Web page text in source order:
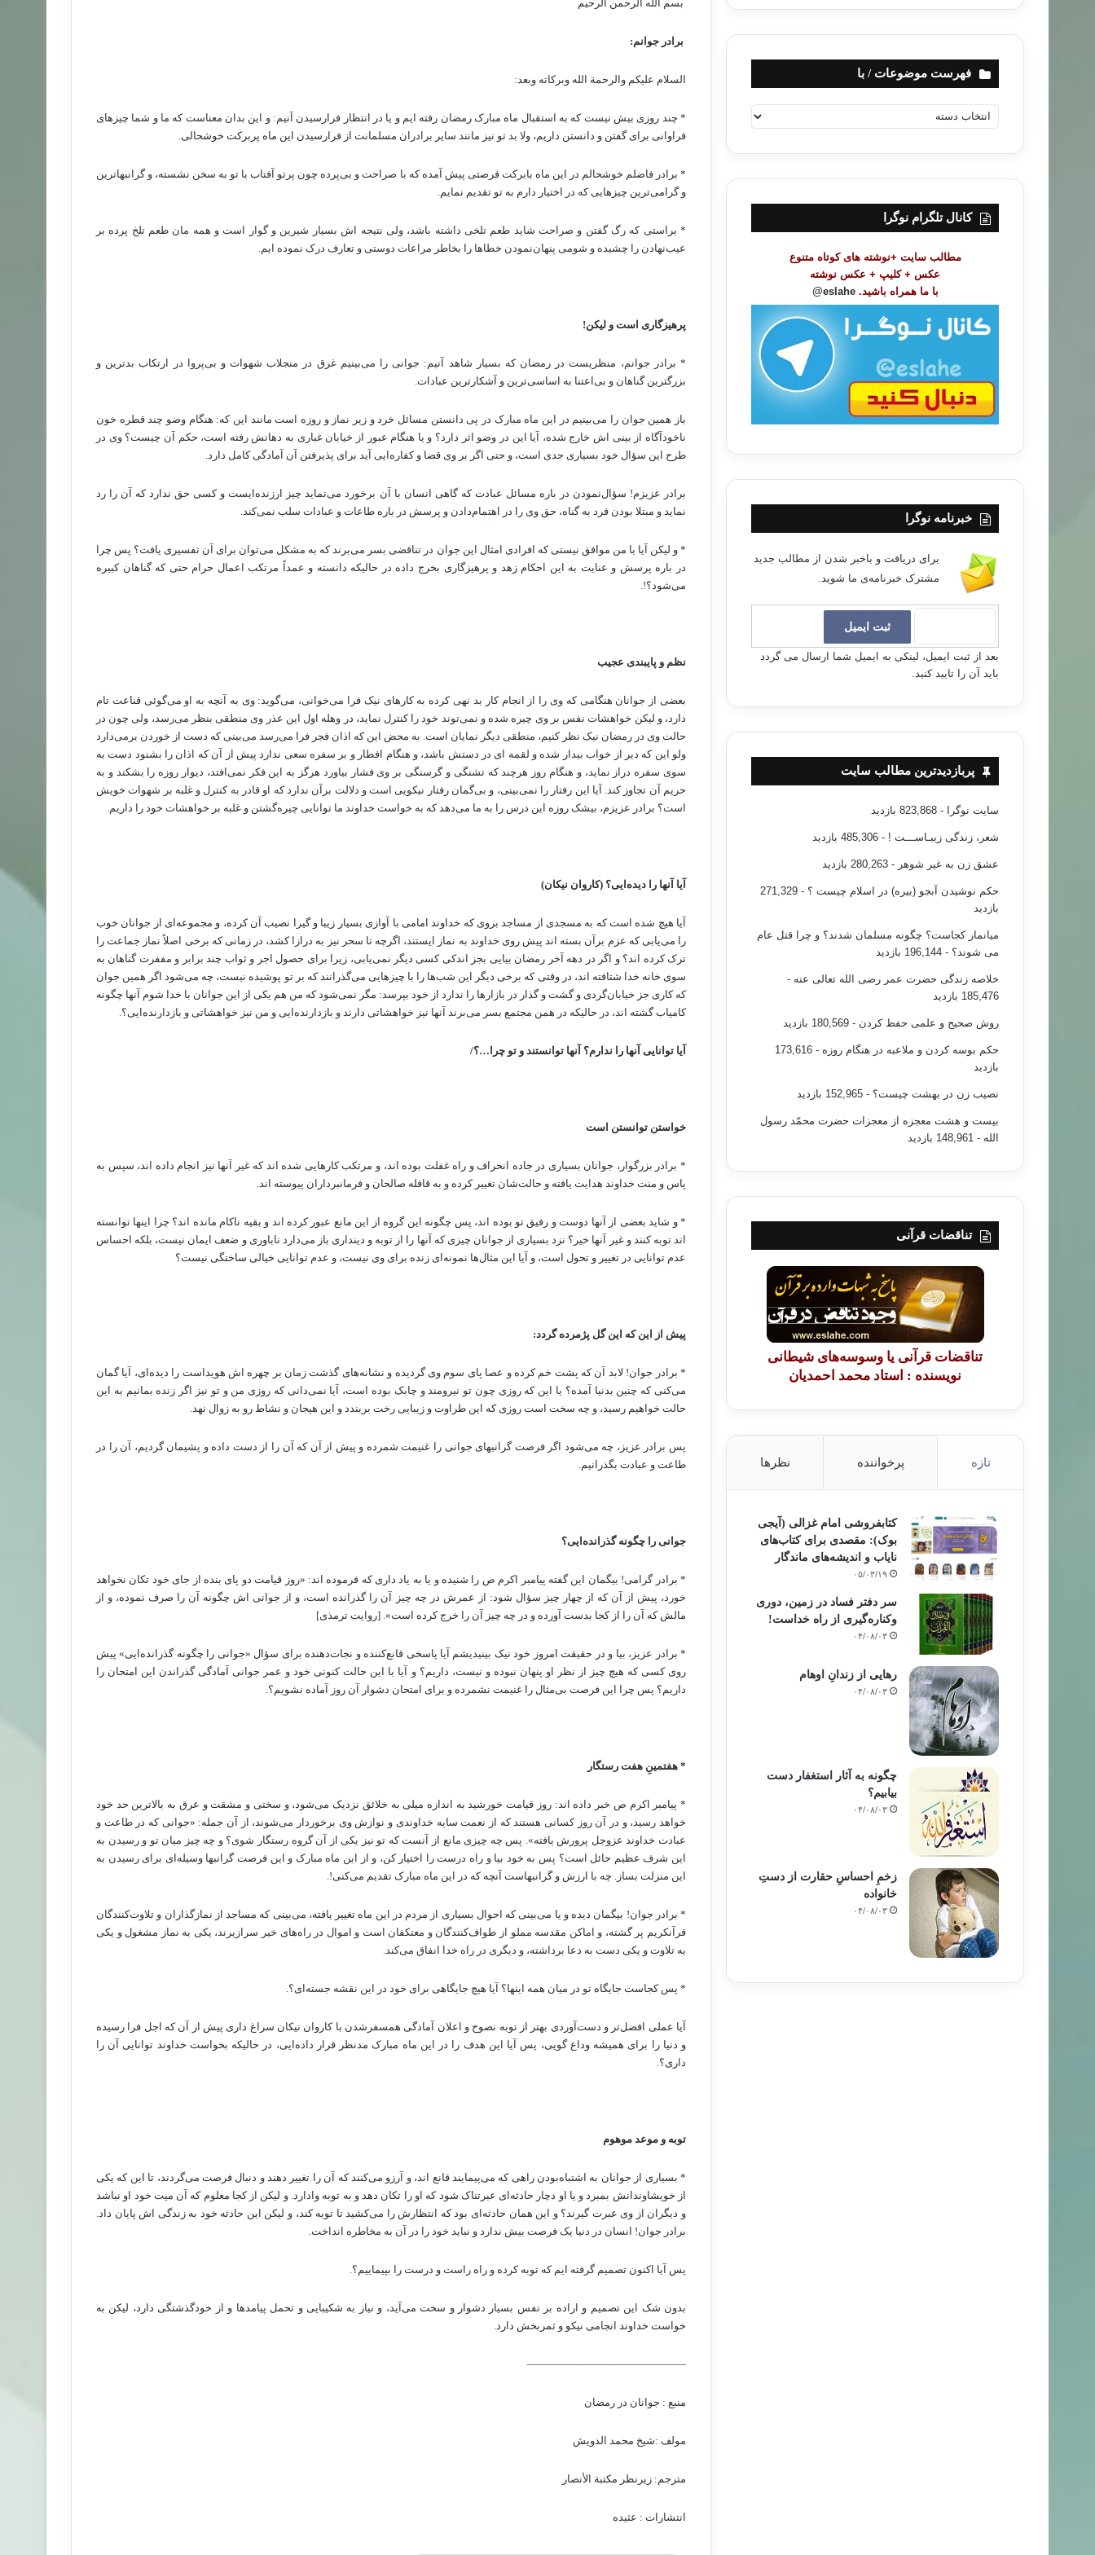
بسم الله الرحمن الرحيم
برادر جوانم:
السلام عليكم والرحمة الله وبركاته وبعد:
* چند روزی بیش نیست که به استقبال ماه مبارک رمضان رفته ایم و یا در انتظار فرارسیدن آنیم: و این بدان معناست که ما و شما چیزهای
فراوانی برای گفتن و دانستن داریم، ولا بد تو نیز مانند سایر برادران مسلمانت از فرارسیدن این ماه پربرکت خوشحالی.
* برادر فاضلم خوشحالم در این ماه بابرکت فرصتی پیش آمده که با صراحت و بی‌پرده چون پرتو آفتاب با تو به سخن نشسته، و گرانبهاترین
و گرامی‌ترین چیزهایی که در اختیار دارم به تو تقدیم نمایم.
* براستی که رگ گفتن و صراحت شاید طعم تلخی داشته باشد، ولی نتیجه اش بسیار شیرین و گوار است و همه مان طعم تلخ پرده بر
عیب‌نهادن را چشیده و شومی پنهان‌نمودن خطاها را بخاطر مراعات دوستی و تعارف درک نموده ایم.
پرهیزگاری است و لیکن!
* برادر جوانم، منظریست در رمضان که بسیار شاهد آنیم: جوانی را می‌بینیم غرق در منجلاب شهوات و بی‌پروا در ارتکاب بدترین و
بزرگترین گناهان و بی‌اعتنا به اساسی‌ترین و آشکارترین عبادات.
باز همین جوان را می‌بینیم در این ماه مبارک در پی دانستن مسائل خرد و زیر نماز و روزه است مانند این که: هنگام وضو چند قطره خون
ناخودآگاه از بینی اش خارج شده، آیا این در وضو اثر دارد؟ و یا هنگام عبور از خیابان غباری به دهانش رفته است، حکم آن چیست؟ وی در
طرح این سؤال خود بسیاری جدی است، و حتی اگر بر وی قضا و کفاره‌ایی آید برای پذیرفتن آن آمادگی کامل دارد.
برادر عزیزم! سؤال‌نمودن در باره مسائل عبادت که گاهی انسان با آن برخورد می‌نماید چیز ارزنده‌ایست و کسی حق ندارد که آن را رد
نماید و مبتلا بودن فرد به گناه، حق وی را در اهتمام‌دادن و پرسش در باره طاعات و عبادات سلب نمی‌کند.
* و لیکن آیا با من موافق نیستی که افرادی امثال این جوان در تناقضی بسر می‌برند که به مشکل می‌توان برای آن تفسیری یافت؟ پس چرا
در باره پرسش و عنایت به این احکام زهد و پرهیزگاری بخرج داده در حالیکه دانسته و عمداً مرتکب اعمال حرام حتی که گناهان کبیره
می‌شود؟!.
نظم و پایبندی عجیب
بعضی از جوانان هنگامی که وی را از انجام کار بد نهی کرده به کارهای نیک فرا می‌خوانی، می‌گوید: وی به آنچه به او می‌گوئی قناعت تام
دارد، و لیکن خواهشات نفس بر وی چیره شده و نمی‌توند خود را کنترل نماید، در وهله اول این عذر وی منطقی بنظر می‌رسد، ولی چون در
حالت وی در رمضان نیک نظر کنیم، منطقی دیگر نمایان است. به محض این که اذان فجر فرا می‌رسد می‌بینی که دست از خوردن برمی‌دارد
ولو این که دیر از خواب بیدار شده و لقمه ای در دستش باشد، و هنگام افطار و بر سفره سعی ندارد پیش از آن که اذان را بشنود دست به
سوی سفره دراز نماید، و هنگام روز هرچند که تشنگی و گرسنگی بر وی فشار بیاورد هرگز به این فکر نمی‌افتد، دیوار روزه را بشکند و به
حریم آن تجاوز کند. آیا این رفتار را نمی‌بینی، و بی‌گمان رفتار نیکویی است و دلالت برآن ندارد که او قادر به کنترل و غلبه بر شهوات خویش
است؟ برادر عزیزم، بیشک روزه این درس را به ما می‌دهد که به خواست خداوند ما توانایی چیره‌گشتن و غلبه بر خواهشات خود را داریم.
آیا آنها را دیده‌ایی؟ (کاروان نیکان)
آیا هیچ شده است که به مسجدی از مساجد بروی که خداوند امامی با آوازی بسیار زیبا و گیرا نصیب آن کرده، و مجموعه‌ای از جوانان خوب
را می‌یابی که عزم برآن بسته اند پیش روی خداوند به نماز ایستند، اگرچه تا سحر نیز به درازا کشد، در زمانی که برخی اصلاً نماز جماعت را
ترک کرده اند؟ و اگر در دهه آخر رمضان بیایی بجز اندکی کسی دیگر نمی‌یابی، زیرا برای حصول اجر و ثواب چند برابر و مففرت گناهان به
سوی خانه خدا شتافته اند، در وقتی که برخی دیگر این شب‌ها را با چیزهایی می‌گذرانند که بر تو پوشیده نیست، چه می‌شود اگر همین جوان
که کاری جز خیابان‌گردی و گشت و گذار در بازارها را ندارد از خود بپرسد: مگر نمی‌شود که من هم یکی از این جوانان با خدا شوم آنها چگونه
کامیاب گشته اند، در حالیکه در همن مجتمع بسر می‌برند آنها نیز خواهشاتی دارند و بازدارنده‌ایی و من نیز خواهشاتی و بازدارنده‌ایی؟.
آیا توانایی آنها را ندارم؟ آنها توانستند و تو چرا…؟/
خواستن توانستن است
* برادر بزرگوار، جوانان بسیاری در جاده انحراف و راه غفلت بوده اند، و مرتکب کارهایی شده اند که غیر آنها نیز انجام داده اند، سپس به
پاس و منت خداوند هدایت یافته و حالت‌شان تغییر کرده و به قافله صالحان و فرمانبرداران پیوسته اند.
* و شاید بعضی از آنها دوست و رفیق تو بوده اند، پس چگونه این گروه از این مانع عبور کرده اند و بقیه ناکام مانده اند؟ چرا اینها توانسته
اند توبه کنند و غیر آنها خیر؟ نزد بسیاری از جوانان چیزی که آنها را از توبه و دینداری باز می‌دارد ناباوری و ضعف ایمان نیست، بلکه احساس
عدم توانایی در تغییر و تحول است، و آیا این مثال‌ها نمونه‌ای زنده برای وی نیست، و عدم توانایی خیالی ساختگی نیست؟
پیش از این که این گل پژمرده گردد:
* برادر جوان! لابد آن که پشت خم کرده و عصا پای سوم وی گردیده و نشانه‌های گذشت زمان بر چهره اش هویداست را دیده‌ای، آیا گمان
می‌کنی که چنین بدنیا آمده؟ یا این که روزی چون تو نیرومند و چابک بوده است، آیا نمی‌دانی که روزی من و تو نیز اگر زنده بمانیم به این
حالت خواهیم رسید، و چه سخت است روزی که این طراوت و زیبایی رخت بربندد و این هیجان و نشاط رو به زوال نهد.
پس برادر عزیز، چه می‌شود اگر فرصت گرانبهای جوانی را غنیمت شمرده و پیش از آن که آن را از دست داده و پشیمان گردیم، آن را در
طاعت و عبادت بگذرانیم.
جوانی را چگونه گذرانده‌ایی؟
* برادر گرامی! بیگمان این گفته پیامبر اکرم ص را شنیده و یا به یاد داری که فرموده اند: «روز قیامت دو پای بنده از جای خود تکان نخواهد
خورد، پیش از آن که از چهار چیز سؤال شود: از عمرش در چه چیز آن را گذرانده است، و از جوانی اش چگونه آن را صرف نموده، و از
مالش که آن را از کجا بدست آورده و در چه چیز آن را خرج کرده است». [روایت ترمذی]
* برادر عزیز، بیا و در حقیقت امروز خود نیک بینیدیشم آیا پاسخی قانع‌کننده و نجات‌دهنده برای سؤال «جوانی را چگونه گذرانده‌ایی» پیش
روی کسی که هیچ چیز از نظر او پنهان نبوده و نیست، داریم؟ و آیا با این حالت کنونی خود و عمر جوانی آمادگی گذراندن این امتحان را
داریم؟ پس چرا این فرصت بی‌مثال را غنیمت نشمرده و برای امتحان دشوار آن روز آماده نشویم؟.
* هفتمینِ هفت رستگار
* پیامبر اکرم ص خبر داده اند: روز قیامت خورشید به اندازه میلی به خلائق نزدیک می‌شود، و سختی و مشقت و عرق به بالاترین حد خود
خواهد رسید، و در آن روز کسانی هستند که از نعمت سایه خداوندی و نوازش وی برخوردار می‌شوند، از آن جمله: «جوانی که در طاعت و
عبادت خداوند عزوجل پرورش یافته». پس چه چیزی مانع از آنست که تو نیز یکی از آن گروه رستگار شوی؟ و چه چیز میان تو و رسیدن به
این شرف عظیم حائل است؟ پس به خود بیا و راه درست را اختیار کن، و از این ماه مبارک و این فرصت گرانبها وسیله‌ای برای رسیدن به
این منزلت بساز. چه با ارزش و گرانبهاست آنچه که در این ماه مبارک تقدیم می‌کنی!.
* برادر جوان! بیگمان دیده و یا می‌بینی که احوال بسیاری از مردم در این ماه تغییر یافته، می‌بینی که مساجد از نمازگذاران و تلاوت‌کنندگان
قرآنکریم پر گشته، و اماکن مقدسه مملو از طواف‌کنندگان و معتکفان است و اموال در راه‌های خیر سرازیرند، یکی به نماز مشغول و یکی
به تلاوت و یکی دست به دعا برداشته، و دیگری در راه خدا انفاق می‌کند.
* پس کجاست جایگاه تو در میان همه اینها؟ آیا هیچ جایگاهی برای خود در این نقشه جسته‌ای؟.
آیا عملی افضل‌تر و دست‌آوردی بهتر از توبه نصوح و اعلان آمادگی همسفرشدن با کاروان نیکان سراغ داری پیش از آن که اجل فرا رسیده
و دنیا را برای همیشه وداع گویی، پس آیا این هدف را در این ماه مبارک مدنظر قرار داده‌ایی، در حالیکه بخواست خداوند توانایی آن را
داری؟.
توبه و موعد موهوم
* بسیاری از جوانان به اشتباه‌بودن راهی که می‌پیمایند قانع اند، و آرزو می‌کنند که آن را تغییر دهند و دنبال فرصت می‌گردند، تا این که یکی
از خویشاوندانش بمبرد و یا او دچار حادثه‌ای عبرتناک شود که او را تکان دهد و به توبه وادارد. و لیکن از کجا معلوم که آن میت خود او نباشد
و دیگران از وی عبرت گیرند؟ و این همان حادثه‌ای بود که انتظارش را می‌کشید تا توبه کند، و لیکن این حادثه خود به زندگی اش پایان داد.
برادر جوان! انسان در دنیا یک فرصت بیش ندارد و نباید خود را در آن به مخاطره انداخت.
پس آیا اکنون تصمیم گرفته ایم که توبه کرده و راه راست و درست را بپیماییم؟.
بدون شک این تصمیم و اراده بر نفس بسیار دشوار و سخت می‌آید، و نیاز به شکیبایی و تحمل پیامدها و از خودگذشتگی دارد، لیکن به
خواست خداوند انجامی نیکو و ثمربخش دارد.
———————————————
منبع : جوانان در رمضان
مولف :شیخ محمد الدویش
مترجم: زیرنظر مکتبة الأنصار
انتشارات : عثیده
فهرست موضوعات / با
ه
ت
ض
کانال تلگرام نوگرا
مطالب سایت +نوشته های کوتاه متنوع
عکس + کلیپ + عکس نوشته
با ما همراه باشید. eslahe@
خبرنامه نوگرا
برای دریافت و باخبر شدن از مطالب جدید
مشترک خبرنامه‌ی ما شوید.
بعد از ثبت ایمیل، لینکی به ایمیل شما ارسال می گردد
باید آن را تایید کنید.
پربازدیدترین مطالب سایت
سایت نوگرا - 823,868 بازدید
شعر، زندگی زیبـاســـت ! - 485,306 بازدید
عشق زن به غیر شوهر - 280,263 بازدید
حکم نوشیدن آبجو (بیره) در اسلام چیست ؟
- 271,329
بازدید
میانمار کجاست؟ چگونه مسلمان شدند؟ و چرا قتل عام
می شوند؟ - 196,144 بازدید
خلاصه زندگی حضرت عمر رضی الله تعالی عنه -
185,476 بازدید
روش صحیح و علمی حفظ کردن - 180,569 بازدید
حکم بوسه کردن و ملاعبه در هنگام روزه
- 173,616
بازدید
نصیب زن در بهشت چیست؟ - 152,965 بازدید
بیست و هشت معجزه از معجزات حضرت محمّد رسول
الله - 148,961 بازدید
تناقضات قرآنی
تناقضات قرآنی یا وسوسه‌های شیطانی
نویسنده : استاد محمد احمدیان
تازه پرخواننده نظرها
کتابفروشی امام غزالی (آیجی
بوک): مقصدی برای کتاب‌های
نایاب و اندیشه‌های ماندگار
۰۵/۰۳/۱۹
سر دفتر فساد در زمین‌، دوری
وکناره‌گیری از راه خداست‌!
۰۴/۰۸/۰۳
رهایی از زندانِ اوهام
۰۴/۰۸/۰۳
چگونه به آثار استغفار دست
بیابیم؟
۰۴/۰۸/۰۳
زخمِ احساسِ حقارت از دستِ
خانواده
۰۴/۰۸/۰۳